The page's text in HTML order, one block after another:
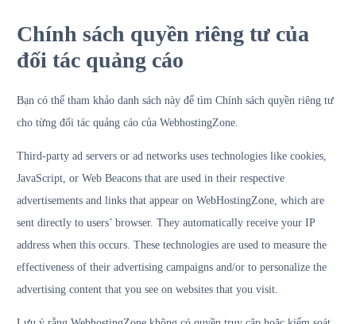
Chính sách quyền riêng tư của
đối tác quảng cáo
Bạn có thể tham khảo danh sách này để tìm Chính sách quyền riêng tư
cho từng đối tác quảng cáo của WebhostingZone.
Third-party ad servers or ad networks uses technologies like cookies,
JavaScript, or Web Beacons that are used in their respective
advertisements and links that appear on WebHostingZone, which are
sent directly to users’ browser. They automatically receive your IP
address when this occurs. These technologies are used to measure the
effectiveness of their advertising campaigns and/or to personalize the
advertising content that you see on websites that you visit.